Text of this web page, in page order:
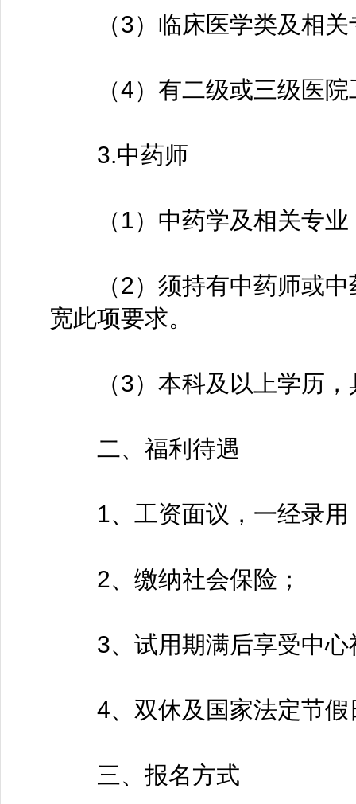
（3）临床医学类及相关
（4）有二级或三级医院
3.中药师
（1）中药学及相关专业
（2）须持有中药师或中
宽此项要求。
（3）本科及以上学历，
二、福利待遇
1、工资面议，一经录用
2、缴纳社会保险；
3、试用期满后享受中心
4、双休及国家法定节假
三、报名方式